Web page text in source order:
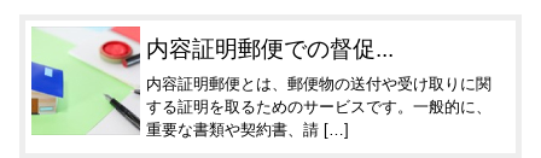
内容証明郵便での督促...
内容証明郵便とは、郵便物の送付や受け取りに関
する証明を取るためのサービスです。一般的に、
重要な書類や契約書、請 […]